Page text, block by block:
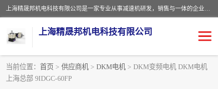
上海精晟邦机电科技有限公司是一家专业从事减速机研发，销售与一体的企业。公司拥有资深技术人员和技术团队服务人才，致力于为广大客户提供专业，细致的产品服务。主营产品有：中型减速电机，微型调速电机，精密行星减速机，蜗轮蜗杆减速机，RFKS四大系列减速机，SKM双曲面齿轮减速机，齿轮减速电机，行星减速机，防爆电机，变频器等系列；产品广泛用于汽车，船舶，能源，环保，包装，物流等领域，欢迎咨询。
上海精晟邦机电科技有限公司
当前位置： 首页 > 供应商机 > DKM电机 > DKM变频电机 DKM电机
上海总部 9IDGC-60FP
减速电机